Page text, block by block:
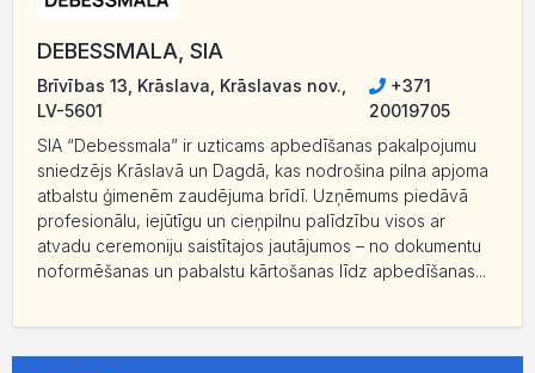
DEBESSMALA, SIA
Brīvības 13, Krāslava, Krāslavas nov.,
LV-5601
+371
20019705
SIA “Debessmala” ir uzticams apbedīšanas pakalpojumu
sniedzējs Krāslavā un Dagdā, kas nodrošina pilna apjoma
atbalstu ģimenēm zaudējuma brīdī. Uzņēmums piedāvā
profesionālu, iejūtīgu un cieņpilnu palīdzību visos ar
atvadu ceremoniju saistītajos jautājumos – no dokumentu
noformēšanas un pabalstu kārtošanas līdz apbedīšanas...